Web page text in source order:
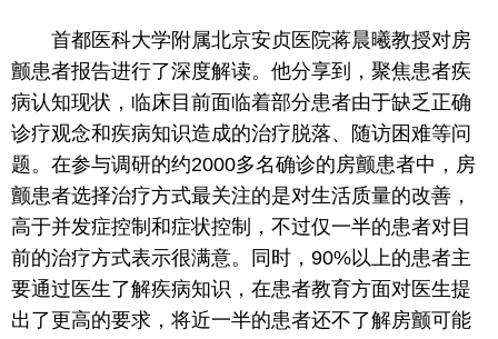
首都医科大学附属北京安贞医院蒋晨曦教授对房
颤患者报告进行了深度解读。他分享到，聚焦患者疾
病认知现状，临床目前面临着部分患者由于缺乏正确
诊疗观念和疾病知识造成的治疗脱落、随访困难等问
题。在参与调研的约2000多名确诊的房颤患者中，房
颤患者选择治疗方式最关注的是对生活质量的改善，
高于并发症控制和症状控制，不过仅一半的患者对目
前的治疗方式表示很满意。同时，90%以上的患者主
要通过医生了解疾病知识，在患者教育方面对医生提
出了更高的要求，将近一半的患者还不了解房颤可能